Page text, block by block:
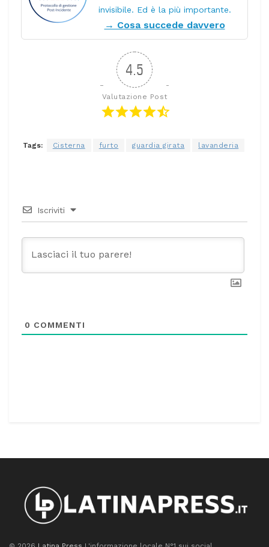
invisibile. Ed è la più importante.
→ Cosa succede davvero
4.5
Valutazione Post
Tags: Cisterna furto guardia girata lavanderia
Iscriviti
0 COMMENTI